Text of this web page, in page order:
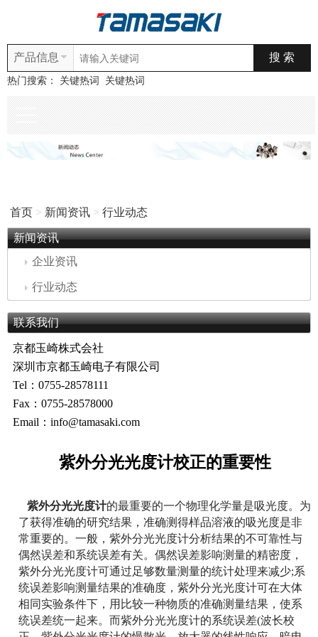
产品信息
热门搜索： 关键热词 关键热词
首页 > 新闻资讯 > 行业动态
新闻资讯
企业资讯
行业动态
联系我们
京都玉崎株式会社
深圳市京都玉崎电子有限公司
Tel：0755-28578111
Fax：0755-28578000
Email：info@tamasaki.com
紫外分光光度计校正的重要性
紫外分光光度计的最重要的一个物理化学量是吸光度。为
了获得准确的研究结果，准确测得样品溶液的吸光度是非
常重要的。一般，紫外分光光度计分析结果的不可靠性与
偶然误差和系统误差有关。偶然误差影响测量的精密度，
紫外分光光度计可通过足够数量测量的统计处理来减少;系
统误差影响测量结果的准确度，紫外分光光度计可在大体
相同实验条件下，用比较一种物质的准确测量结果，使系
统误差统一起来。而紫外分光光度计的系统误差(波长校